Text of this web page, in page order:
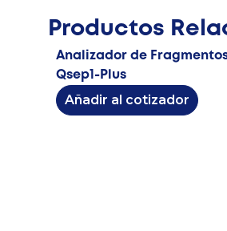
Productos
Analizador de Fragmentos
Qsep1-Plus
Añadir al cotizador